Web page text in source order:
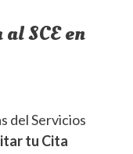
SCE en
del Servicios
tu Cita